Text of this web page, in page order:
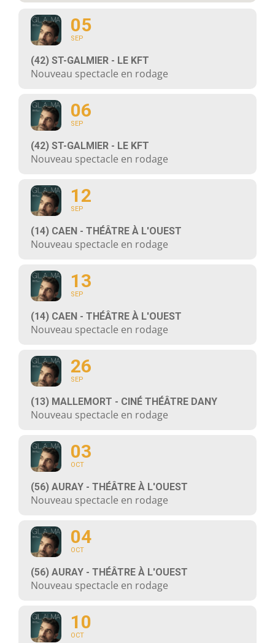
05
SEP
(42) ST-GALMIER - LE KFT
Nouveau spectacle en rodage
06
SEP
(42) ST-GALMIER - LE KFT
Nouveau spectacle en rodage
12
SEP
(14) CAEN - THÉÂTRE À L'OUEST
Nouveau spectacle en rodage
13
SEP
(14) CAEN - THÉÂTRE À L'OUEST
Nouveau spectacle en rodage
26
SEP
(13) MALLEMORT - CINÉ THÉÂTRE DANY
Nouveau spectacle en rodage
03
OCT
(56) AURAY - THÉÂTRE À L'OUEST
Nouveau spectacle en rodage
04
OCT
(56) AURAY - THÉÂTRE À L'OUEST
Nouveau spectacle en rodage
10
OCT